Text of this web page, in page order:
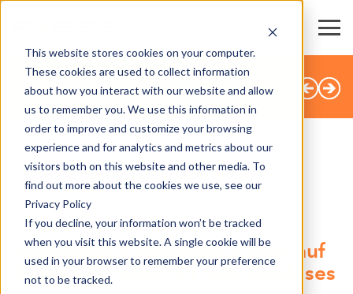
This website stores cookies on your computer.
These cookies are used to collect information
about how you interact with our website and allow
us to remember you. We use this information in
order to improve and customize your browsing
experience and for analytics and metrics about our
visitors both on this website and other media. To
find out more about the cookies we use, see our
Privacy Policy
If you decline, your information won’t be tracked
when you visit this website. A single cookie will be
used in your browser to remember your preference
not to be tracked.
ALLE NEWS
SHARE
12.09.2025
Salzburger Businesslauf setzt auf
Axess-Lösungen für reibungsloses